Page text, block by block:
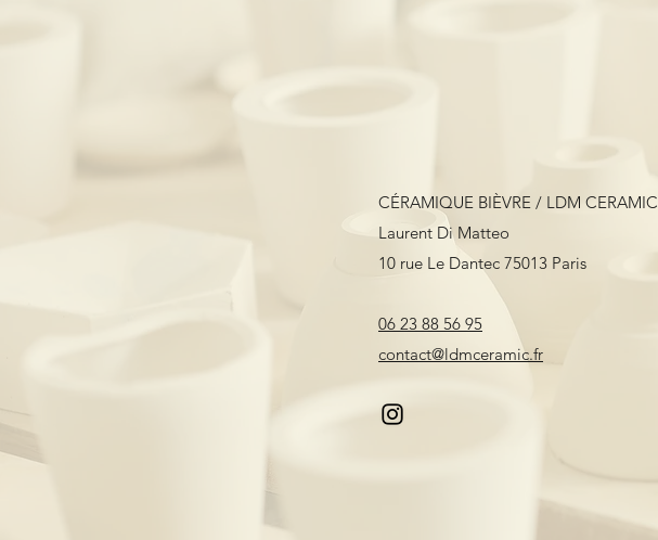
CÉRAMIQUE BIÈVRE / LDM CERAMIC
Laurent Di Matteo
10 rue Le Dantec 75013 Paris
06 23 88 56 95
contact@ldmceramic.fr